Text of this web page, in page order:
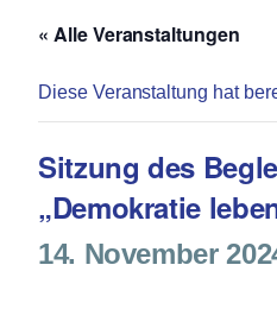
« Alle Veranstaltungen
Diese Veranstaltung hat
Sitzung des
„Demokratie
14. November